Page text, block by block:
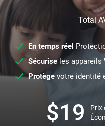
Total
En temps réel
Sécuriseles appareils
Protège votre identité
$19 Prix